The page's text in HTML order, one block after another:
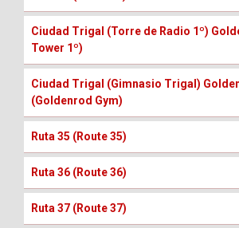
Ciudad Trigal (Torre de Radio 1º)
Tower 1º)
Ciudad Trigal (Gimnasio Trigal)
(Goldenrod Gym)
Ruta 35 (Route 35)
Ruta 36 (Route 36)
Ruta 37 (Route 37)